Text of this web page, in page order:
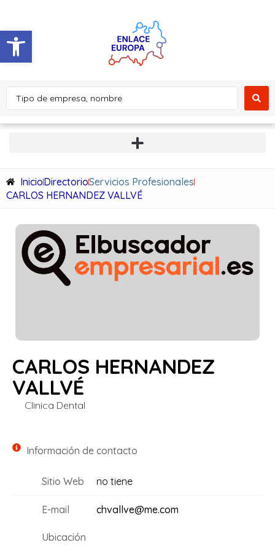
Abrir barra de herramientas
InicioDirectorioServicios Profesionales
CARLOS HERNANDEZ VALLVÉ
CARLOS HERNANDEZ
VALLVÉ
Clinica Dental
Información de contacto
Sitio Web no tiene
E-mail chvallve@me.com
Ubicación